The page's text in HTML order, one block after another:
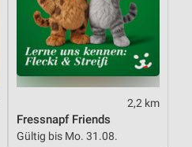
2,2 km
Fressnapf Friends
Gültig bis Mo. 31.08.